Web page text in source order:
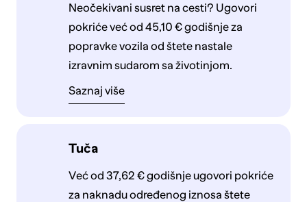
Neočekivani susret na cesti? Ugovori
pokriće već od 45,10 € godišnje za
popravke vozila od štete nastale
izravnim sudarom sa životinjom.
Saznaj više
Tuča
Već od 37,62 € godišnje ugovori pokriće
za naknadu određenog iznosa štete